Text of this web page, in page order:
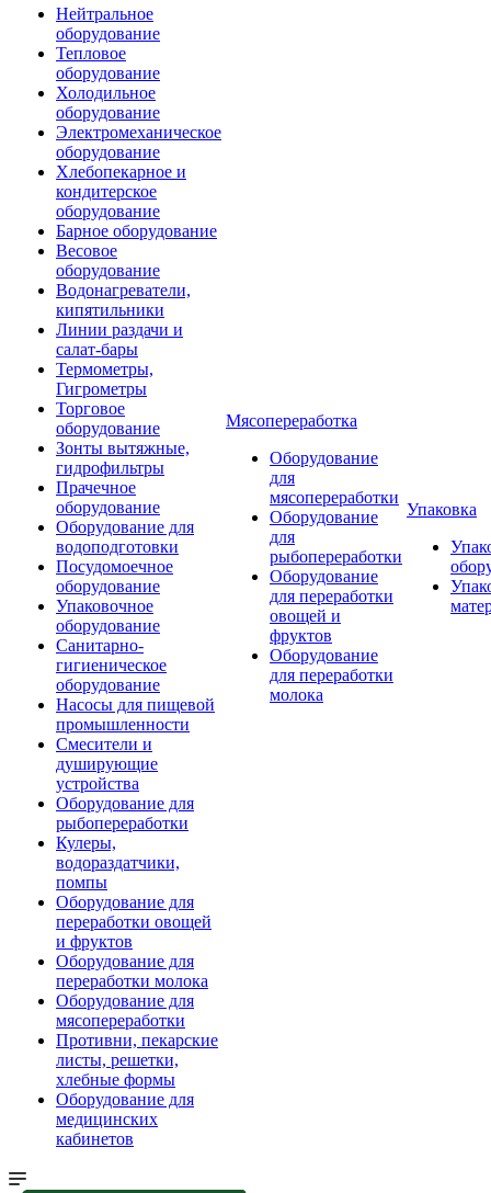
Нейтральное
оборудование
Тепловое
оборудование
Холодильное
оборудование
Электромеханическое
оборудование
Хлебопекарное и
кондитерское
оборудование
Барное оборудование
Весовое
оборудование
Водонагреватели,
кипятильники
Линии раздачи и
салат-бары
Термометры,
Гигрометры
Торговое
оборудование
Зонты вытяжные,
гидрофильтры
Прачечное
оборудование
Оборудование для
водоподготовки
Посудомоечное
оборудование
Упаковочное
оборудование
Санитарно-
гигиеническое
оборудование
Насосы для пищевой
промышленности
Смесители и
душирующие
устройства
Оборудование для
рыбопереработки
Кулеры,
водораздатчики,
помпы
Оборудование для
переработки овощей
и фруктов
Оборудование для
переработки молока
Оборудование для
мясопереработки
Противни, пекарские
листы, решетки,
хлебные формы
Оборудование для
медицинских
кабинетов
Мясопереработка
Оборудование
для
мясопереработки
Оборудование
для
рыбопереработки
Оборудование
для переработки
овощей и
фруктов
Оборудование
для переработки
молока
Упаковка